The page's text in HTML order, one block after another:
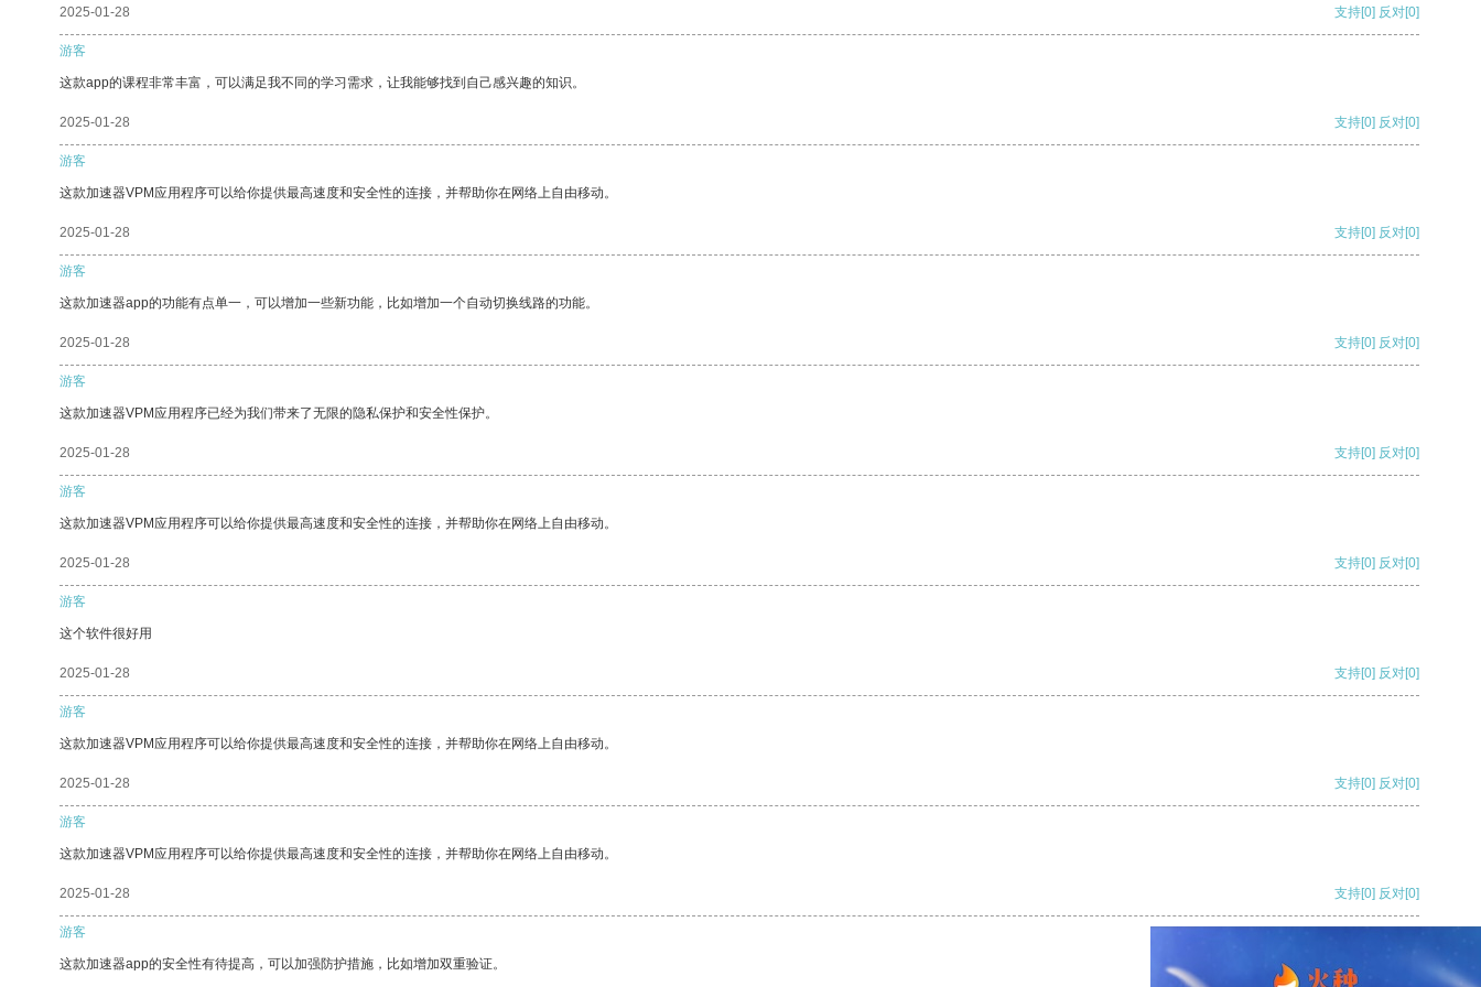
2025-01-28 支持[0] 反对[0]
游客
这款app的课程非常丰富，可以满足我不同的学习需求，让我能够找到自己感兴趣的知识。
2025-01-28 支持[0] 反对[0]
游客
这款加速器VPM应用程序可以给你提供最高速度和安全性的连接，并帮助你在网络上自由移动。
2025-01-28 支持[0] 反对[0]
游客
这款加速器app的功能有点单一，可以增加一些新功能，比如增加一个自动切换线路的功能。
2025-01-28 支持[0] 反对[0]
游客
这款加速器VPM应用程序已经为我们带来了无限的隐私保护和安全性保护。
2025-01-28 支持[0] 反对[0]
游客
这款加速器VPM应用程序可以给你提供最高速度和安全性的连接，并帮助你在网络上自由移动。
2025-01-28 支持[0] 反对[0]
游客
这个软件很好用
2025-01-28 支持[0] 反对[0]
游客
这款加速器VPM应用程序可以给你提供最高速度和安全性的连接，并帮助你在网络上自由移动。
2025-01-28 支持[0] 反对[0]
游客
这款加速器VPM应用程序可以给你提供最高速度和安全性的连接，并帮助你在网络上自由移动。
2025-01-28 支持[0] 反对[0]
游客
这款加速器app的安全性有待提高，可以加强防护措施，比如增加双重验证。